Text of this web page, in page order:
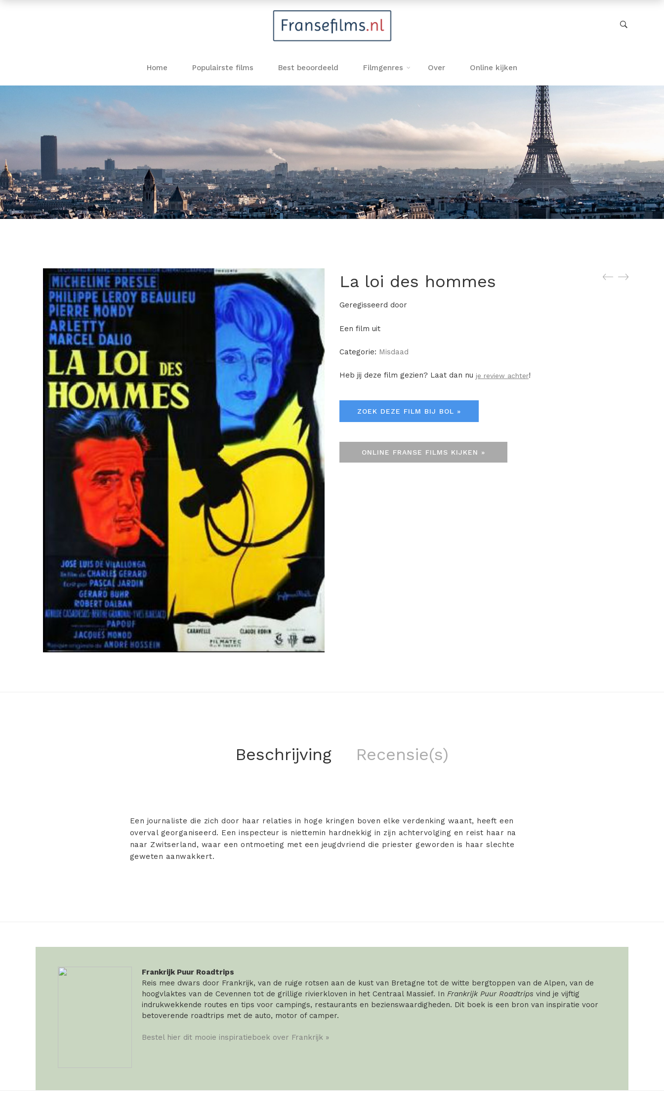
Home Populairste films Best beoordeeld Filmgenres Over Online kijken
La loi des hommes
Geregisseerd door
Een film uit
Categorie: Misdaad
Heb jij deze film gezien? Laat dan nu je review achter!
ZOEK DEZE FILM BIJ BOL »
ONLINE FRANSE FILMS KIJKEN »
Beschrijving Recensie(s)
Een journaliste die zich door haar relaties in hoge kringen boven elke verdenking waant, heeft een
overval georganiseerd. Een inspecteur is niettemin hardnekkig in zijn achtervolging en reist haar na
naar Zwitserland, waar een ontmoeting met een jeugdvriend die priester geworden is haar slechte
geweten aanwakkert.
Frankrijk Puur Roadtrips
Reis mee dwars door Frankrijk, van de ruige rotsen aan de kust van Bretagne tot de witte bergtoppen van de Alpen, van de
hoogvlaktes van de Cevennen tot de grillige rivierkloven in het Centraal Massief. In Frankrijk Puur Roadtrips vind je vijftig
indrukwekkende routes en tips voor campings, restaurants en bezienswaardigheden. Dit boek is een bron van inspiratie voor
betoverende roadtrips met de auto, motor of camper.
Bestel hier dit mooie inspiratieboek over Frankrijk »